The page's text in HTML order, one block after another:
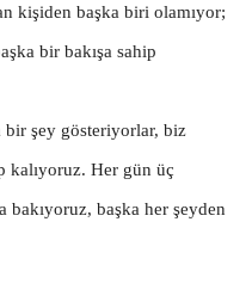
kişiden başka biri olamıyor;
bir bakışa sahip
bir şey gösteriyorlar, biz
kalıyoruz. Her gün üç
başka her şeyden